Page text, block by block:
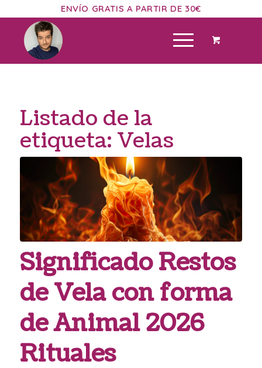
ENVÍO GRATIS A PARTIR DE 30€
Listado de la
etiqueta: Velas
Significado Restos
de Vela con forma
de Animal 2026
Rituales